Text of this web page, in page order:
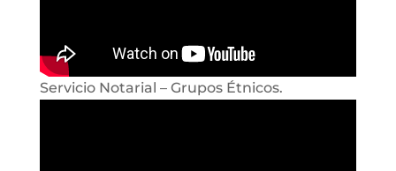
Servicio Notarial – Grupos Étnicos.